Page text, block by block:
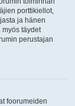
porttikiellot,
ja hänen
täydet
perustajan
foorumeiden